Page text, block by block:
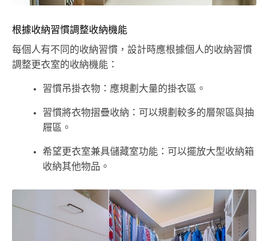
根據收納習慣調整收納機能
每個人有不同的收納習慣，設計時應根據個人的收納習慣
調整更衣室的收納機能：
習慣吊掛衣物：應規劃大量的掛衣區。
習慣將衣物摺疊收納：可以規劃較多的層架區與抽
屜區。
希望更衣室兼具儲藏室功能：可以擺放大型收納箱
收納其他物品。